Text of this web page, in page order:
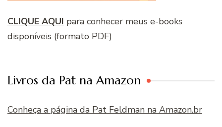
CLIQUE AQUI para conhecer meus e-books
disponíveis (formato PDF)
Livros da Pat na Amazon
Conheça a página da Pat Feldman na Amazon.br